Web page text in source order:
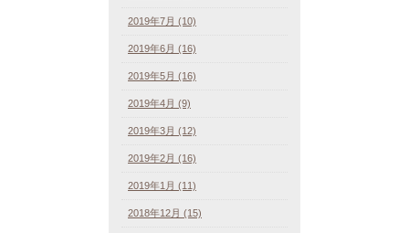
2019年7月 (10)
2019年6月 (16)
2019年5月 (16)
2019年4月 (9)
2019年3月 (12)
2019年2月 (16)
2019年1月 (11)
2018年12月 (15)